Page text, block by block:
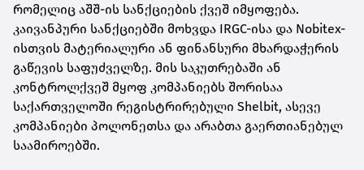
რომელიც აშშ-ის სანქციების ქვეშ იმყოფება.
კაივანპური სანქციებში მოხვდა IRGC-ისა და Nobitex-
ისთვის მატერიალური ან ფინანსური მხარდაჭერის
გაწევის საფუძველზე. მის საკუთრებაში ან
კონტროლქვეშ მყოფ კომპანიებს შორისაა
საქართველოში რეგისტრირებული Shelbit, ასევე
კომპანიები პოლონეთსა და არაბთა გაერთიანებულ
საამიროებში.